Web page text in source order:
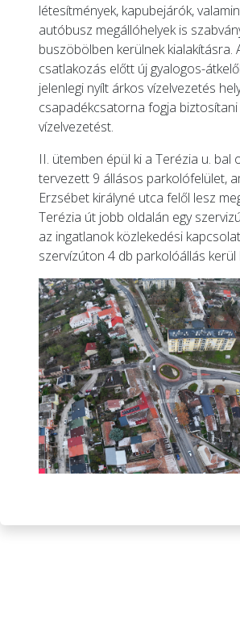
létesítmények, kapubejárók,
autóbusz megállóhelyek is
buszöbölben kerülnek kialakításra.
csatlakozás előtt új gyalogos-
jelenlegi nyílt árkos vízelvezetés
csapadékcsatorna fogja
vízelvezetést.
II. ütemben épül ki a Terézia u. bal
tervezett 9 állásos parkolófelület,
Erzsébet királyné utca felől lesz
Terézia út jobb oldalán egy
az ingatlanok közlekedési
szervízúton 4 db parkolóállás kerül